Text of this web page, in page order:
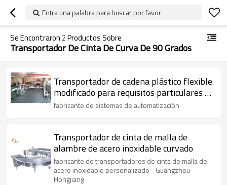
Entra una palabra para buscar por favor
Se Encontraron 2Productos Sobre
Transportador De Cinta De Curva De 90 Grados
Transportador de cadena plástico flexible
modificado para requisitos particulares de
la mesa H882TAB H880TAB
fabricante de sistemas de automatización
Transportador de cinta de malla de
alambre de acero inoxidable curvado
fabricante de transportadores de cinta de malla de
acero inoxidable personalizado - Guangzhou
Hongjiang